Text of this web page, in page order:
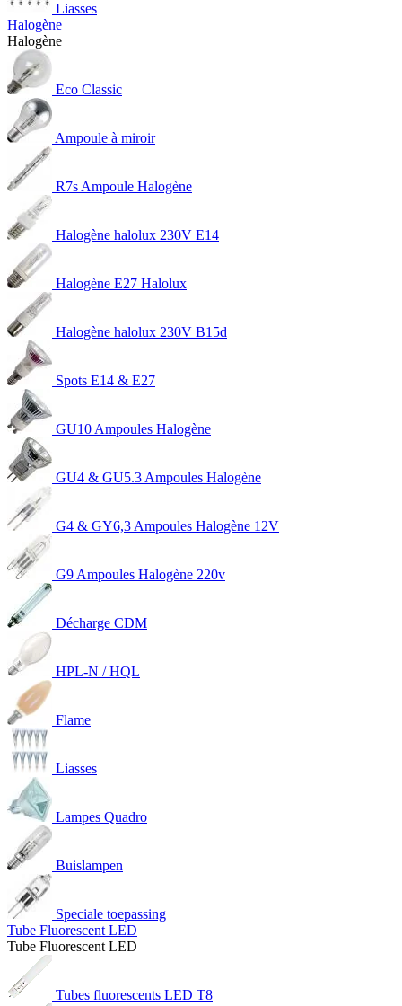
Liasses
Halogène
Halogène
Eco Classic
Ampoule à miroir
R7s Ampoule Halogène
Halogène halolux 230V E14
Halogène E27 Halolux
Halogène halolux 230V B15d
Spots E14 & E27
GU10 Ampoules Halogène
GU4 & GU5.3 Ampoules Halogène
G4 & GY6,3 Ampoules Halogène 12V
G9 Ampoules Halogène 220v
Décharge CDM
HPL-N / HQL
Flame
Liasses
Lampes Quadro
Buislampen
Speciale toepassing
Tube Fluorescent LED
Tube Fluorescent LED
Tubes fluorescents LED T8